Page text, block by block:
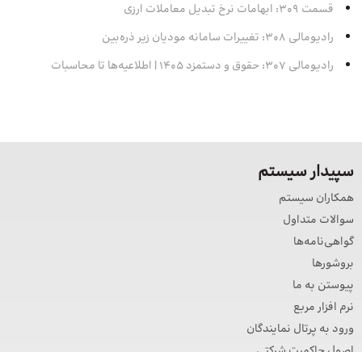
قسمت 309: ابهامات نرخ تبدیل معاملات ارزی
رادیومالی 308: تغییرات سامانه مودیان زیر ذره‌بین
رادیومالی 307: حقوق و دستمزد 1405 | اطلاعیه‌ها تا محاسبات
سپیدار سیستم
همکاران سیستم
سوالات متداول
گواهی‌نامه‌ها
بروشورها
پیوستن به ما
نرم افزار مربع
ورود به پرتال نمایندگان